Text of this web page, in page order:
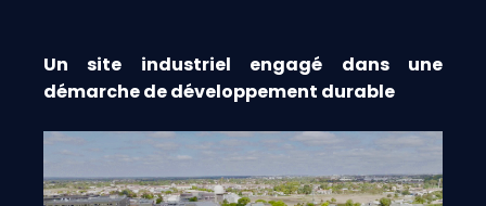
Un site industriel engagé dans une
démarche de développement durable